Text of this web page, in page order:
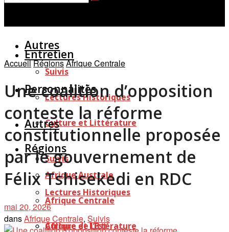
Autres
Suivis
Lectures Historiques
Culture et Littérature
Régions
Afrique Australe
Afrique Centrale
Afrique de l’Est
Entretien
Personnalités
Autres
Suivis
Lectures Historiques
Culture et Littérature
AccueilRégionsAfrique Centrale
Une coalition d’opposition
conteste la réforme
constitutionnelle proposée
par le gouvernement de
Félix Tshisekedi en RDC
mai 20, 2026
dansAfrique Centrale, Suivis